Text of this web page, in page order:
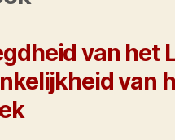
van het
van